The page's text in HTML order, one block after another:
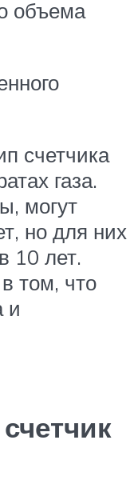
объема
счетчика
газа.
могут
но для них
10 лет.
том, что
и